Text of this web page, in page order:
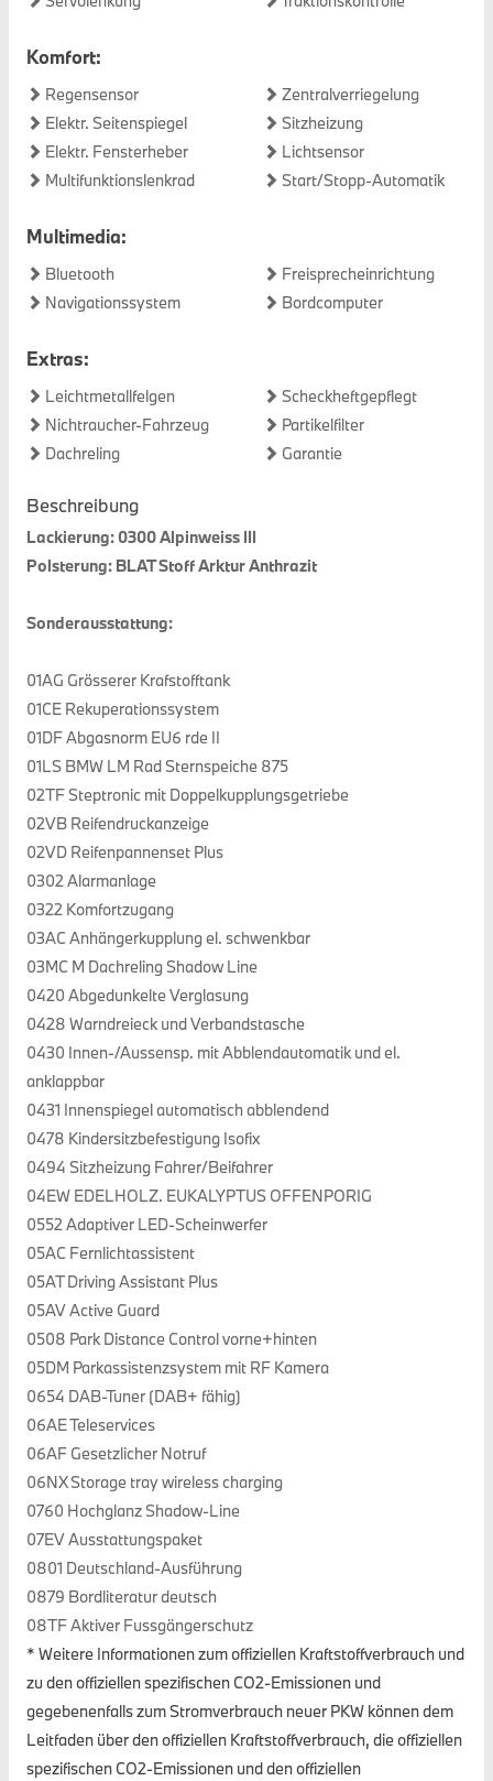
Komfort:
Regensensor
Zentralverriegelung
Elektr. Seitenspiegel
Sitzheizung
Elektr. Fensterheber
Lichtsensor
Multifunktionslenkrad
Start/Stopp-Automatik
Multimedia:
Bluetooth
Freisprecheinrichtung
Navigationssystem
Bordcomputer
Extras:
Leichtmetallfelgen
Scheckheftgepflegt
Nichtraucher-Fahrzeug
Partikelfilter
Dachreling
Garantie
Beschreibung
Lackierung: 0300 Alpinweiss III
Polsterung: BLAT Stoff Arktur Anthrazit
Sonderausstattung:
01AG Grösserer Krafstofftank
01CE Rekuperationssystem
01DF Abgasnorm EU6 rde II
01LS BMW LM Rad Sternspeiche 875
02TF Steptronic mit Doppelkupplungsgetriebe
02VB Reifendruckanzeige
02VD Reifenpannenset Plus
0302 Alarmanlage
0322 Komfortzugang
03AC Anhängerkupplung el. schwenkbar
03MC M Dachreling Shadow Line
0420 Abgedunkelte Verglasung
0428 Warndreieck und Verbandstasche
0430 Innen-/Aussensp. mit Abblendautomatik und el.
anklappbar
0431 Innenspiegel automatisch abblendend
0478 Kindersitzbefestigung Isofix
0494 Sitzheizung Fahrer/Beifahrer
04EW EDELHOLZ. EUKALYPTUS OFFENPORIG
0552 Adaptiver LED-Scheinwerfer
05AC Fernlichtassistent
05AT Driving Assistant Plus
05AV Active Guard
0508 Park Distance Control vorne+hinten
05DM Parkassistenzsystem mit RF Kamera
0654 DAB-Tuner (DAB+ fähig)
06AE Teleservices
06AF Gesetzlicher Notruf
06NX Storage tray wireless charging
0760 Hochglanz Shadow-Line
07EV Ausstattungspaket
0801 Deutschland-Ausführung
0879 Bordliteratur deutsch
08TF Aktiver Fussgängerschutz
* Weitere Informationen zum offiziellen Kraftstoffverbrauch und
zu den offiziellen spezifischen CO2-Emissionen und
gegebenenfalls zum Stromverbrauch neuer PKW können dem
Leitfaden über den offiziellen Kraftstoffverbrauch, die offiziellen
spezifischen CO2-Emissionen und den offiziellen